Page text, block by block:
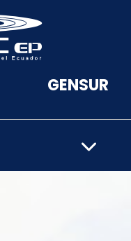
GENSUR